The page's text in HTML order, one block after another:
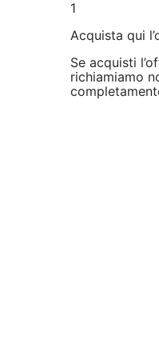
1
Acquista qui
Se acquisti
richiamiamo